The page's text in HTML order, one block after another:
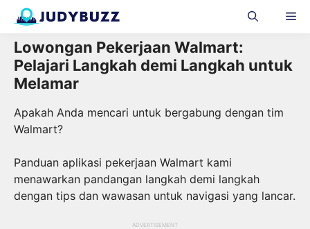
Skip
content
Lowongan Pekerjaan Walmart:
Pelajari Langkah demi Langkah untuk
Melamar
Apakah Anda mencari untuk bergabung dengan tim
Walmart?
Panduan aplikasi pekerjaan Walmart kami
menawarkan pandangan langkah demi langkah
dengan tips dan wawasan untuk navigasi yang lancar.
ADVERTISEMENT